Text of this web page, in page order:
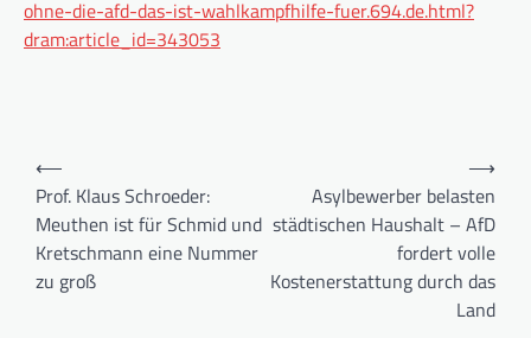
ohne-die-afd-das-ist-wahlkampfhilfe-fuer.694.de.html?
dram:article_id=343053
Beitragsnavigation
⟵
Prof. Klaus Schroeder:
Meuthen ist für Schmid und
Kretschmann eine Nummer
zu groß
Asylbewerber belasten
städtischen Haushalt – AfD
fordert volle
Kostenerstattung durch das
Land
⟶